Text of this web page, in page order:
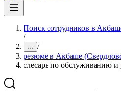
Поиск сотрудников в
/
... /
резюме в Акбаше
слесарь по обслуживанию и